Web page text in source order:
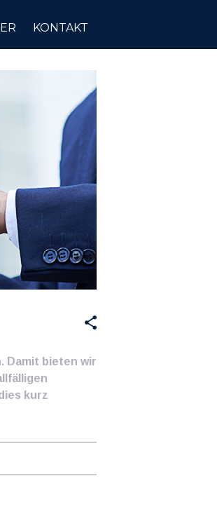
KONTAKT
Damit bieten wir
kurz